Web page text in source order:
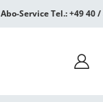
Abo-Service Tel.: +49 40 /